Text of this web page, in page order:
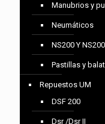
Manubrios y
Neumáticos
NS200 Y
Pastillas y
Repuestos UM
DSF 200
Dsr /Dsr II